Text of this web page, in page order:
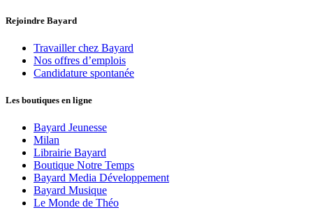
Rejoindre Bayard
Travailler chez Bayard
Nos offres d’emplois
Candidature spontanée
Les boutiques en ligne
Bayard Jeunesse
Milan
Librairie Bayard
Boutique Notre Temps
Bayard Media Développement
Bayard Musique
Le Monde de Théo